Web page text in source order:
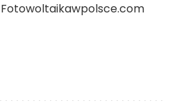
Fotowoltaikawpolsce.com